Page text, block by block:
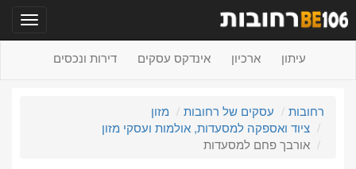
עיתון ארכיון אינדקס עסקים דירות ונכסים
רחובות עסקים של רחובות
מזון
ציוד ואספקה למסעדות, אולמות ועסקי מזון
אורבך פחם למסעדות